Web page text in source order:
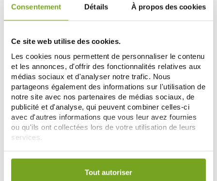
Consentement Détails À propos des cookies
Ce site web utilise des cookies.
Les cookies nous permettent de personnaliser le contenu
et les annonces, d'offrir des fonctionnalités relatives aux
médias sociaux et d'analyser notre trafic. Nous
partageons également des informations sur l'utilisation de
notre site avec nos partenaires de médias sociaux, de
publicité et d'analyse, qui peuvent combiner celles-ci
avec d'autres informations que vous leur avez fournies
ou qu'ils ont collectées lors de votre utilisation de leurs
services.
Votre choix de consentement est conservé pendant une
Tout autoriser
Retrouvez plus de 20 000 références à prix discount, de
nombreuses offres et promotions ainsi que toutes vos
marques préférées,
Lancaster,IT cosmetics... Bénéficiez de nos promotions et
parapharmacie, les produits de beauté, les produits bio...
DESCUBRE LA PARAFARMACIA
UNE VRAIE PARAPHARMACIE